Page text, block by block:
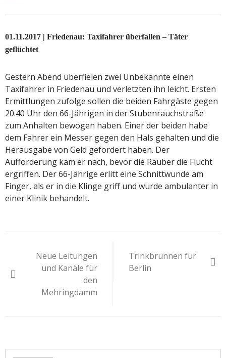
01.11.2017 | Friedenau: Taxifahrer überfallen – Täter
geflüchtet
Gestern Abend überfielen zwei Unbekannte einen
Taxifahrer in Friedenau und verletzten ihn leicht. Ersten
Ermittlungen zufolge sollen die beiden Fahrgäste gegen
20.40 Uhr den 66-Jährigen in der Stubenrauchstraße
zum Anhalten bewogen haben. Einer der beiden habe
dem Fahrer ein Messer gegen den Hals gehalten und die
Herausgabe von Geld gefordert haben. Der
Aufforderung kam er nach, bevor die Räuber die Flucht
ergriffen. Der 66-Jährige erlitt eine Schnittwunde am
Finger, als er in die Klinge griff und wurde ambulanter in
einer Klinik behandelt.
Neue Leitungen
und Kanäle für
den
Mehringdamm
Trinkbrunnen für
Berlin